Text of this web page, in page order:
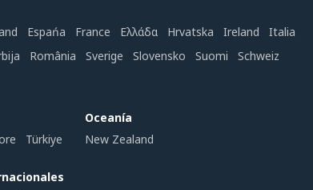
Espańa France Ελλάδα Hrvatska Ireland
Italia
România Sverige Slovensko Suomi
Schweiz
Türkiye
Oceanía
New Zealand